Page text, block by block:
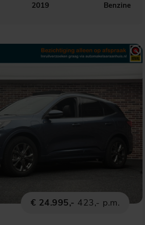
2019
Benzine
€ 24.995,- 423,- p.m.